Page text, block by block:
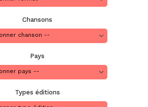
Chansons
Pays
Types éditions